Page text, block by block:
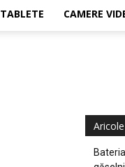
TABLETE CAMERE